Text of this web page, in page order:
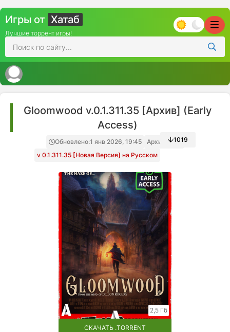
Игры от Хатаб
Лучшие торрент игры!
Gloomwood v.0.1.311.35 [Архив] (Early
Access)
Обновлено:1 янв 2026, 19:45
Архив игры
v 0.1.311.35 [Новая Версия] на Русском
1019
2,5 Гб
СКАЧАТЬ .TORRENT